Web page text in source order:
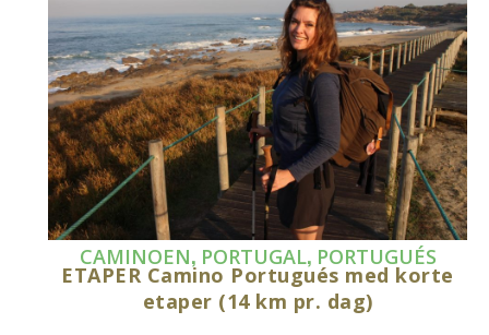
CAMINOEN, PORTUGAL, PORTUGUÉS
ETAPER Camino Portugués med korte
etaper (14 km pr. dag)